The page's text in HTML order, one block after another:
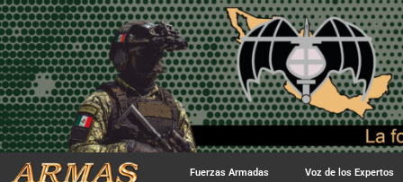
Fuerzas Armadas Voz de los Expertos